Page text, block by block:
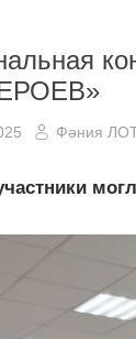
Фәния